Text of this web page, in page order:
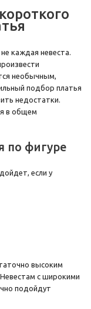
каждая невеста.
необычным,
подбор платья
недостатки.
в общем
по фигуре
если у
высоким
с широкими
подойдут